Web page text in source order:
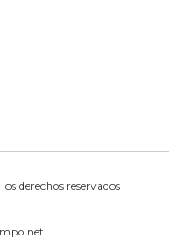
los derechos reservados